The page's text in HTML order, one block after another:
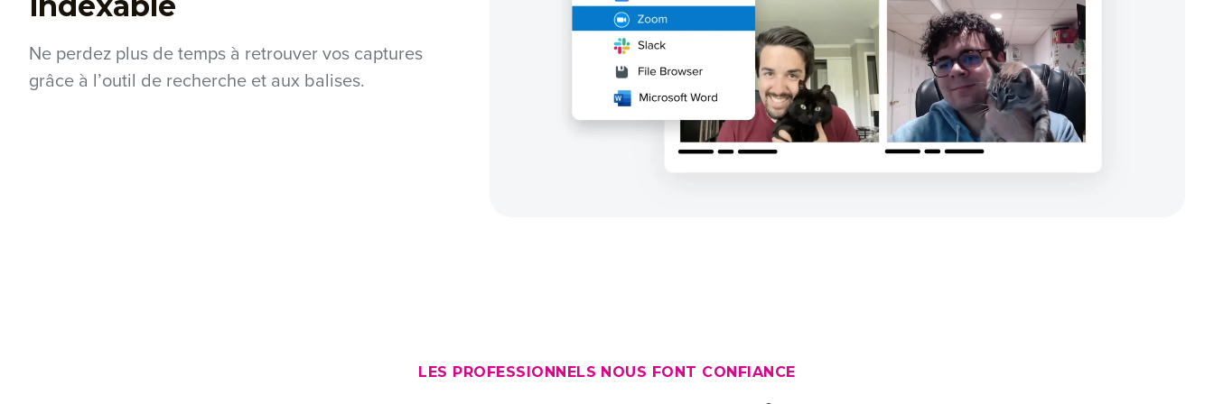
Ne perdez plus de temps à retrouver vos captures
grâce à l’outil de recherche et aux balises.
LES PROFESSIONNELS NOUS FONT CONFIANCE